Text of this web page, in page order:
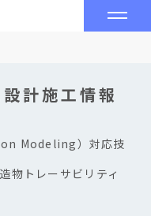
計施工情報
Modeling）対応技
物トレーサビリティ